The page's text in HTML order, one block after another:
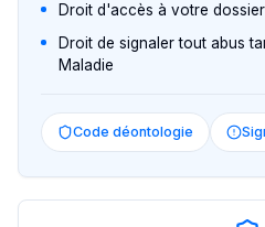
Droit d'accès à votre
Droit de signaler tout abus
Maladie
Code déontologie